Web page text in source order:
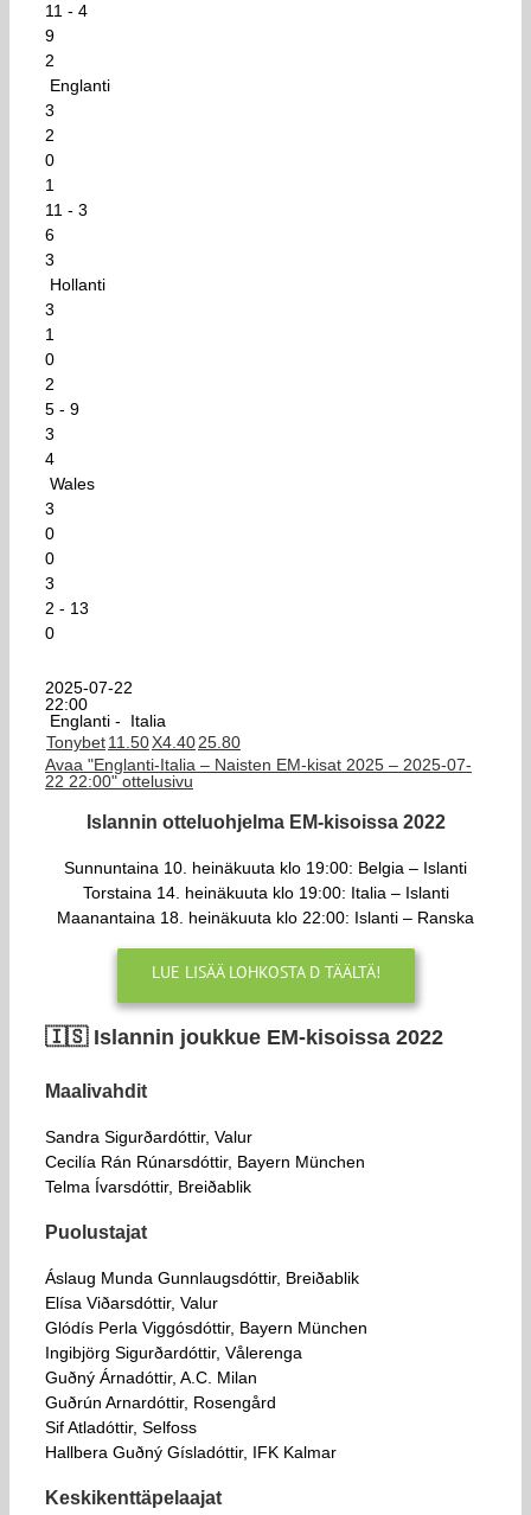
11 - 4
9
2
Englanti
3
2
0
1
11 - 3
6
3
Hollanti
3
1
0
2
5 - 9
3
4
Wales
3
0
0
3
2 - 13
0
2025-07-22
22:00
Englanti -
Italia
Tonybet11.50X4.4025.80
Avaa "Englanti-Italia – Naisten EM-kisat 2025 – 2025-07-
22 22:00" ottelusivu
Islannin otteluohjelma EM-kisoissa 2022
Sunnuntaina 10. heinäkuuta klo 19:00: Belgia – Islanti
Torstaina 14. heinäkuuta klo 19:00: Italia – Islanti
Maanantaina 18. heinäkuuta klo 22:00: Islanti – Ranska
LUE LISÄÄ LOHKOSTA D TÄÄLTÄ!
🇮🇸​ Islannin joukkue EM-kisoissa 2022
Maalivahdit
Sandra Sigurðardóttir, Valur
Cecilía Rán Rúnarsdóttir, Bayern München
Telma Ívarsdóttir, Breiðablik
Puolustajat
Áslaug Munda Gunnlaugsdóttir, Breiðablik
Elísa Viðarsdóttir, Valur
Glódís Perla Viggósdóttir, Bayern München
Ingibjörg Sigurðardóttir, Vålerenga
Guðný Árnadóttir, A.C. Milan
Guðrún Arnardóttir, Rosengård
Sif Atladóttir, Selfoss
Hallbera Guðný Gísladóttir, IFK Kalmar
Keskikenttäpelaajat